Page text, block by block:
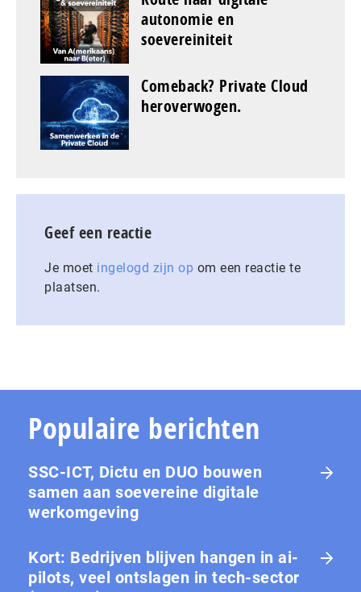
autonomie en
soevereiniteit
Comeback? Private Cloud
heroverwogen.
Geef een reactie
Je moet ingelogd zijn op om een reactie te
plaatsen.
Populaire berichten
SSC-ICT, Dictu en DUO bouwen
samen aan soevereine digitale
werkomgeving
Kort: Bedrijven blijven hangen in ai-
pilots, veel ontslagen in tech-sector